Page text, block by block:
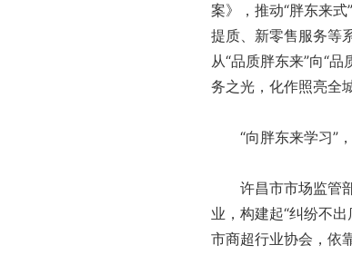
案》，推动“胖东来
提质、新零售服务等
从“品质胖东来”向“
务之光，化作照亮全
“向胖东来学习”，
许昌市市场监管部
业，构建起“纠纷不
市商超行业协会，依